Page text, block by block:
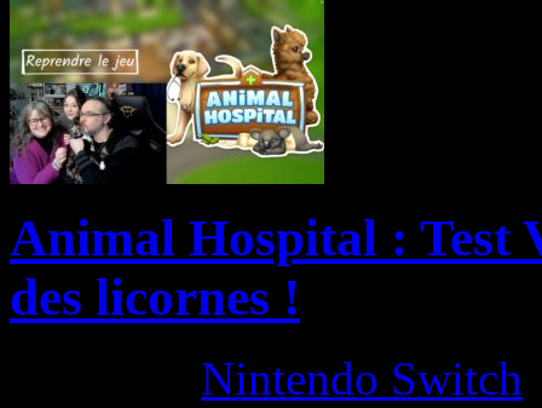
Animal Hospital : Test
des licornes !
Nintendo Switch